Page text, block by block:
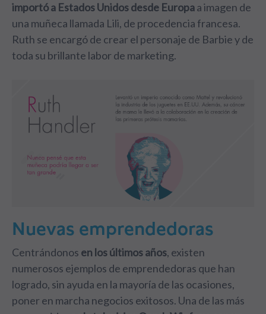
importó a Estados Unidosdesde Europaa imagen de
una muñeca llamada Lili, de procedencia francesa.
Ruth se encargó de crear el personaje de Barbie y de
toda su brillante labor de marketing.
Nuevas emprendedoras
Centrándonos en los últimos años, existen
numerosos ejemplos de emprendedoras que han
logrado, sin ayuda en la mayoría de las ocasiones,
poner en marcha negocios exitosos. Una de las más